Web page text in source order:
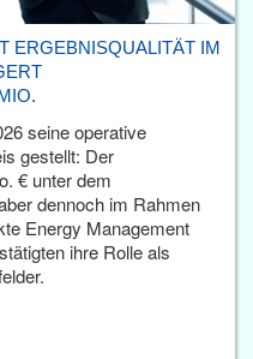
ERGEBNISQUALITÄT IM
seine operative
gestellt: Der
€ unter dem
dennoch im Rahmen
Energy Management
ihre Rolle als